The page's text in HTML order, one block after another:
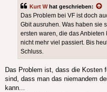
Kurt What geschrieben:
Das Problem bei VF ist doch
Gbit ausruhen. Was haben sie
ersten waren, die das
nicht mehr viel passiert. Bis
Schluss.
Das Problem ist, dass die Kosten
sind, dass man das niemandem
kann...